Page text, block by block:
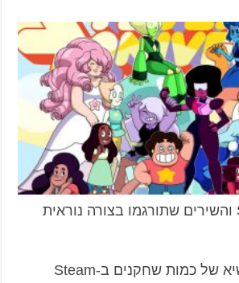
Steven Universe והשירים שתורגמו בצורה נוראית